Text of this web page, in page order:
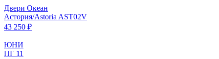
Двери Океан
Астория/Astoria AST02V
43 250 ₽
ЮНИ
ПГ 11